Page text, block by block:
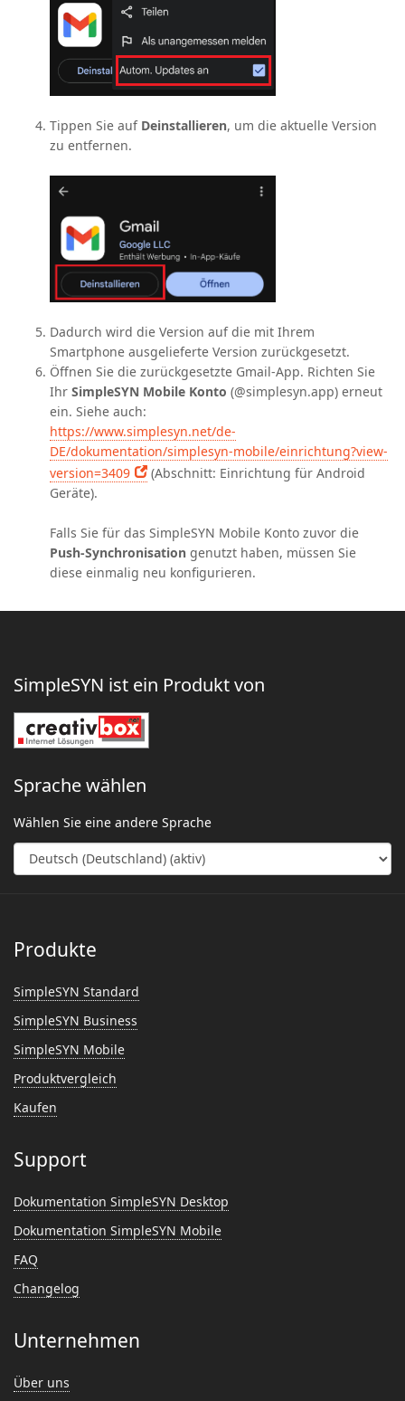
Tippen Sie auf Deinstallieren, um die aktuelle Version
zu entfernen.
Dadurch wird die Version auf die mit Ihrem
Smartphone ausgelieferte Version zurückgesetzt.
Öffnen Sie die zurückgesetzte Gmail-App. Richten Sie
Ihr SimpleSYN Mobile Konto (@simplesyn.app) erneut
ein. Siehe auch:
https://www.simplesyn.net/de-
DE/dokumentation/simplesyn-mobile/einrichtung?view-
version=3409
(Abschnitt: Einrichtung für Android
Geräte).
Falls Sie für das SimpleSYN Mobile Konto zuvor die
Push-Synchronisation genutzt haben, müssen Sie
diese einmalig neu konfigurieren.
SimpleSYN ist ein Produkt von
Sprache wählen
Wählen Sie eine andere Sprache
Produkte
SimpleSYN Standard
SimpleSYN Business
SimpleSYN Mobile
Produktvergleich
Kaufen
Support
Dokumentation SimpleSYN Desktop
Dokumentation SimpleSYN Mobile
FAQ
Changelog
Unternehmen
Über uns